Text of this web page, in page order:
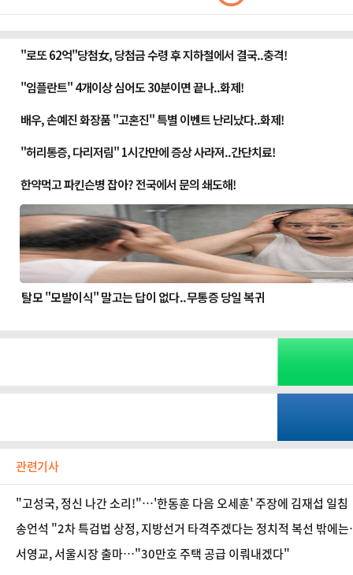
관련기사
"고성국, 정신 나간 소리!"…'한동훈 다음 오세훈' 주장에 김재섭 일침
송언석 "2차 특검법 상정, 지방선거 타격주겠다는 정치적 복선 밖에
서영교, 서울시장 출마…"30만호 주택 공급 이뤄내겠다"